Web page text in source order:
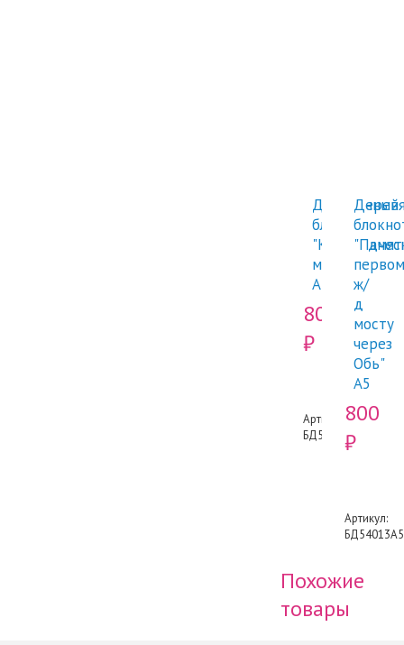
Деревянный
блокнот
музей"
А5
800
₽
Артикул:
БД54007А5
ж/
д
мосту
через
Обь"
А5
800
₽
Артикул:
БД54013А5
Похожие
товары